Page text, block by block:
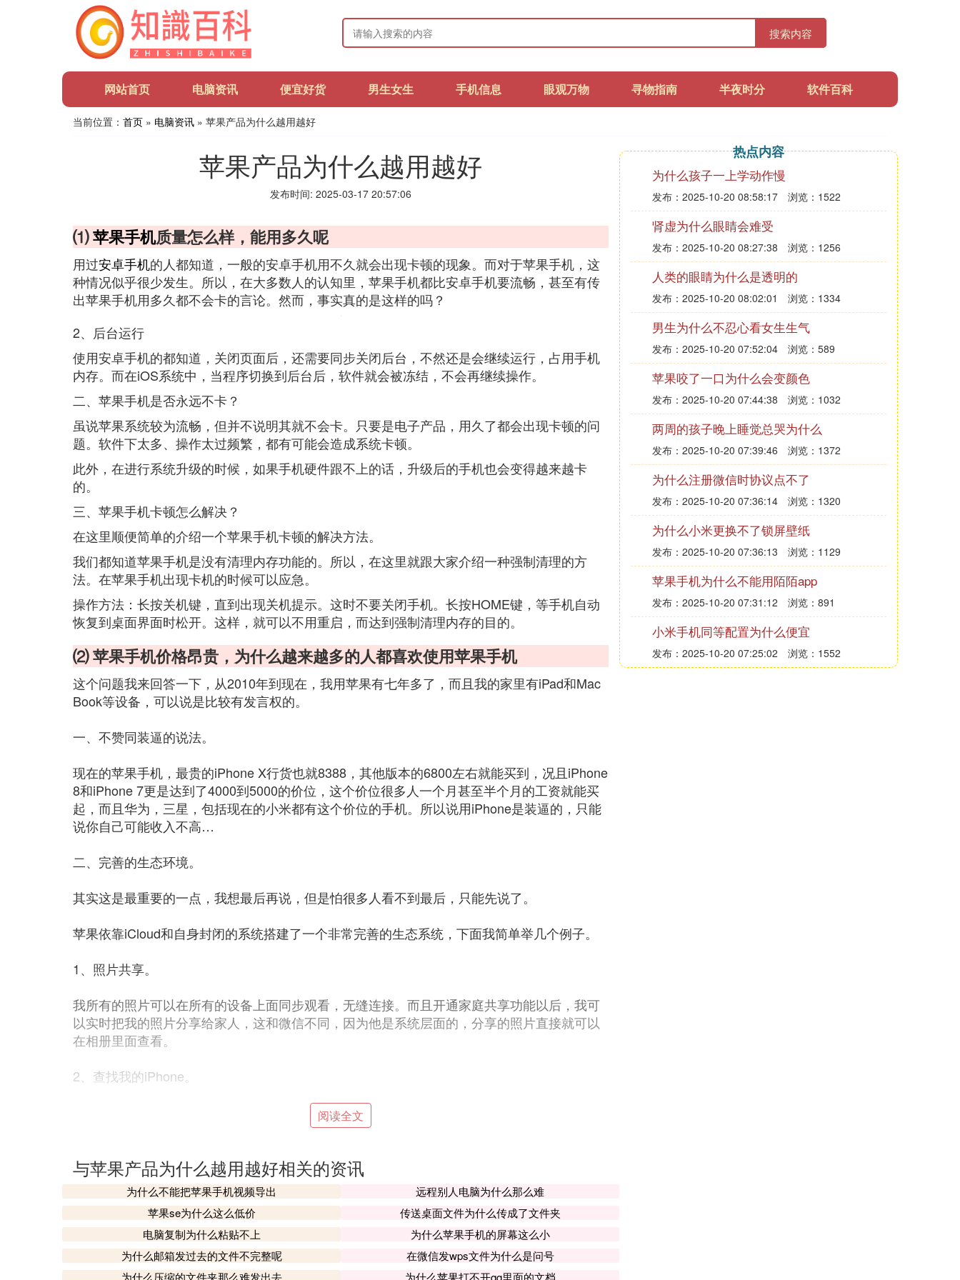
搜索内容
网站首页 电脑资讯 便宜好货 男生女生 手机信息 眼观万物 寻物指南 半夜时分 软件百科
当前位置： 首页 » 电脑资讯 » 苹果产品为什么越用越好
苹果产品为什么越用越好
发布时间: 2025-03-17 20:57:06
⑴苹果手机质量怎么样，能用多久呢
用过安卓手机的人都知道，一般的安卓手机用不久就会出现卡顿的现象。而对于苹果手机，这
种情况似乎很少发生。所以，在大多数人的认知里，苹果手机都比安卓手机要流畅，甚至有传
出苹果手机用多久都不会卡的言论。然而，事实真的是这样的吗？
2、后台运行
使用安卓手机的都知道，关闭页面后，还需要同步关闭后台，不然还是会继续运行，占用手机
内存。而在iOS系统中，当程序切换到后台后，软件就会被冻结，不会再继续操作。
二、苹果手机是否永远不卡？
虽说苹果系统较为流畅，但并不说明其就不会卡。只要是电子产品，用久了都会出现卡顿的问
题。软件下太多、操作太过频繁，都有可能会造成系统卡顿。
此外，在进行系统升级的时候，如果手机硬件跟不上的话，升级后的手机也会变得越来越卡
的。
三、苹果手机卡顿怎么解决？
在这里顺便简单的介绍一个苹果手机卡顿的解决方法。
我们都知道苹果手机是没有清理内存功能的。所以，在这里就跟大家介绍一种强制清理的方
法。在苹果手机出现卡机的时候可以应急。
操作方法：长按关机键，直到出现关机提示。这时不要关闭手机。长按HOME键，等手机自动
恢复到桌面界面时松开。这样，就可以不用重启，而达到强制清理内存的目的。
⑵ 苹果手机价格昂贵，为什么越来越多的人都喜欢使用苹果手机
这个问题我来回答一下，从2010年到现在，我用苹果有七年多了，而且我的家里有iPad和Mac
Book等设备，可以说是比较有发言权的。
一、不赞同装逼的说法。
现在的苹果手机，最贵的iPhone X行货也就8388，其他版本的6800左右就能买到，况且iPhone
8和iPhone 7更是达到了4000到5000的价位，这个价位很多人一个月甚至半个月的工资就能买
起，而且华为，三星，包括现在的小米都有这个价位的手机。所以说用iPhone是装逼的，只能
说你自己可能收入不高…
二、完善的生态环境。
其实这是最重要的一点，我想最后再说，但是怕很多人看不到最后，只能先说了。
苹果依靠iCloud和自身封闭的系统搭建了一个非常完善的生态系统，下面我简单举几个例子。
1、照片共享。
我所有的照片可以在所有的设备上面同步观看，无缝连接。而且开通家庭共享功能以后，我可
以实时把我的照片分享给家人，这和微信不同，因为他是系统层面的，分享的照片直接就可以
在相册里面查看。
2、查找我的iPhone。
这可以说是一个神器，如果是一个苹果账号，我就可以查看我所有的苹果设备，如果丢失可以
当然，这不是重点，重点是，当你联系不上或者找不到你的家人时，或许是他因为有事儿手机
静音了。你可以登录他的苹果账号，然后发送声音，这时候他静音是没用的，所以他能听到铃
声，而且你还可以定位他的位置。这些的前提是你要知道他的苹果账号和密码。
3、iCloudDrive
这是一个利用iCloud实现的功能，如果我在iPad要写一篇文章或者做一个ppt或者表格，我没有
阅读全文
与苹果产品为什么越用越好相关的资讯
为什么不能把苹果手机视频导出
远程别人电脑为什么那么难
苹果se为什么这么低价
传送桌面文件为什么传成了文件夹
电脑复制为什么粘贴不上
为什么苹果手机的屏幕这么小
为什么邮箱发过去的文件不完整呢
在微信发wps文件为什么是问号
为什么压缩的文件夹那么难发出去
为什么苹果打不开qq里面的文档
热点内容
为什么孩子一上学动作慢
发布：2025-10-20 08:58:17 浏览：1522
肾虚为什么眼睛会难受
发布：2025-10-20 08:27:38 浏览：1256
人类的眼睛为什么是透明的
发布：2025-10-20 08:02:01 浏览：1334
男生为什么不忍心看女生生气
发布：2025-10-20 07:52:04 浏览：589
苹果咬了一口为什么会变颜色
发布：2025-10-20 07:44:38 浏览：1032
两周的孩子晚上睡觉总哭为什么
发布：2025-10-20 07:39:46 浏览：1372
为什么注册微信时协议点不了
发布：2025-10-20 07:36:14 浏览：1320
为什么小米更换不了锁屏壁纸
发布：2025-10-20 07:36:13 浏览：1129
苹果手机为什么不能用陌陌app
发布：2025-10-20 07:31:12 浏览：891
小米手机同等配置为什么便宜
发布：2025-10-20 07:25:02 浏览：1552